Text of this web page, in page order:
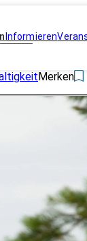
Informieren
Merken